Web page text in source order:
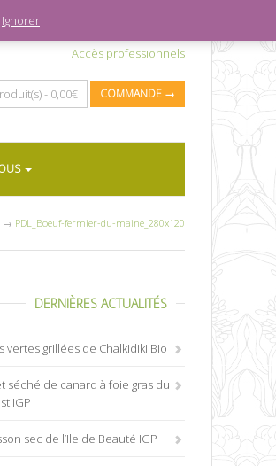
Accès professionnels
- 0,00€ COMMANDE →
→ PDL_Boeuf-fermier-du-maine_280x120
DERNIÈRES ACTUALITÉS
vertes grillées de Chalkidiki Bio
séché de canard à foie gras du
IGP
sec de l’Ile de Beauté IGP
Ignorer